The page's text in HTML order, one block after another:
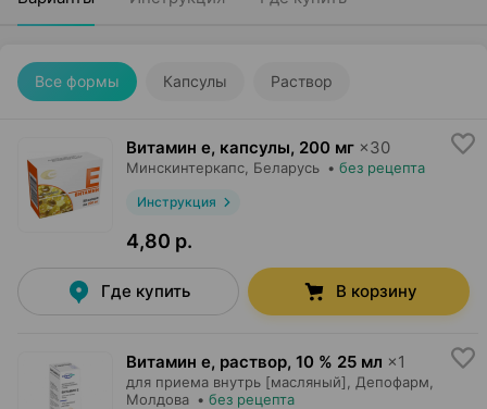
Все формы Капсулы Раствор
Витамин е, капсулы, 200 мг ×30
Минскинтеркапс , Беларусь • без рецепта
Инструкция
4,80 р.
Где купить В корзину
Витамин е, раствор, 10 % 25 мл ×1
для приема внутрь [масляный], Депофарм
Молдова • без рецепта